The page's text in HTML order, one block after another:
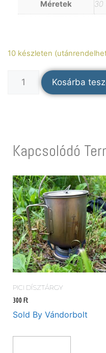
Méretek 30
10 készleten
Kosárba
Kapcsolódó
PICI DÍSZTÁRGY
300 Ft
Sold By Vándorbolt